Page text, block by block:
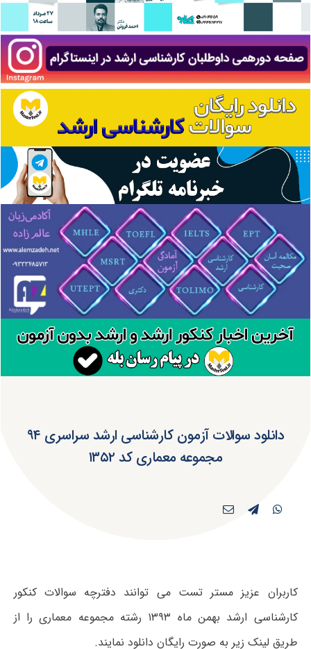
دانلود سوالات آزمون کارشناسی ارشد سراسری ۹۴
مجموعه معماری کد ۱۳۵۲
کاربران عزیز مستر تست می توانند دفترچه سوالات کنکور
کارشناسی ارشد بهمن ماه ۱۳۹۳ رشته مجموعه معماری را از
طریق لینک زیر به صورت رایگان دانلود نمایند.